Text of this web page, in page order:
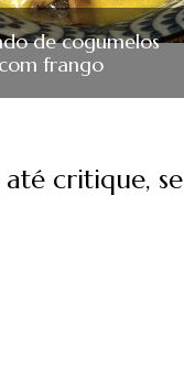
de cogumelos
com frango
critique, se